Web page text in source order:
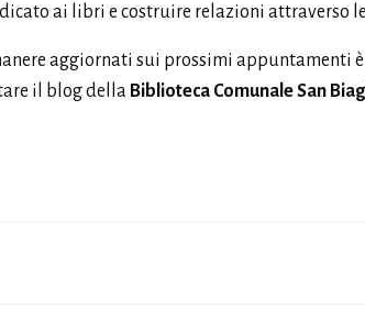
ai libri e costruire relazioni attraverso
aggiornati sui prossimi appuntamenti
il blog della Biblioteca Comunale San